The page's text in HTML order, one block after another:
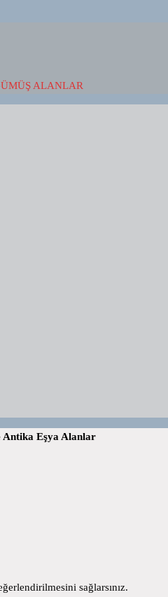
ALANLAR
Antika Eşya Alanlar
sağlarsınız.